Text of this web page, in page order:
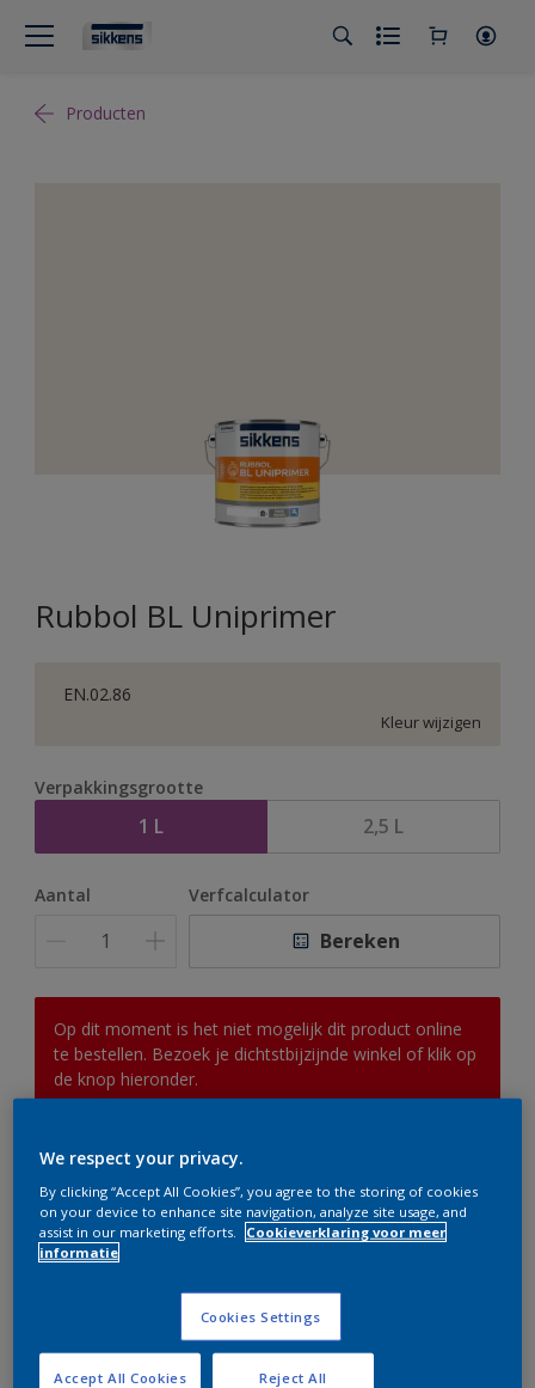
Producten
Rubbol BL Uniprimer
EN.02.86
Kleur wijzigen
Verpakkingsgrootte
1 L 2,5 L
Aantal Verfcalculator
Bereken
Op dit moment is het niet mogelijk dit product online
te bestellen. Bezoek je dichtstbijzijnde winkel of klik op
de knop hieronder.
Boodschappenlijst
Vind een verkooppunt
Voeg toe aan project
Zie kleur in de Sikkens Visualizer App
We respect your privacy.
By clicking “Accept All Cookies”, you agree to the storing of cookies
on your device to enhance site navigation, analyze site usage, and
assist in our marketing efforts.
Cookieverklaring voor meer
informatie
Cookies Settings
Reject All
Accept All Cookies